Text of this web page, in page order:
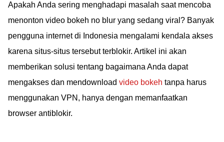
Apakah Anda sering menghadapi masalah saat mencoba
menonton video bokeh no blur yang sedang viral? Banyak
pengguna internet di Indonesia mengalami kendala akses
karena situs-situs tersebut terblokir. Artikel ini akan
memberikan solusi tentang bagaimana Anda dapat
mengakses dan mendownload video bokeh tanpa harus
menggunakan VPN, hanya dengan memanfaatkan
browser antiblokir.